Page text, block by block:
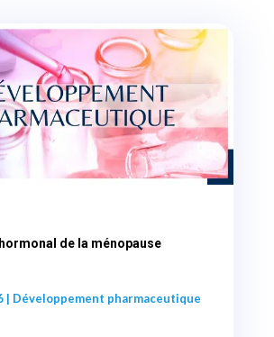
de la ménopause
| Développement pharmaceutique